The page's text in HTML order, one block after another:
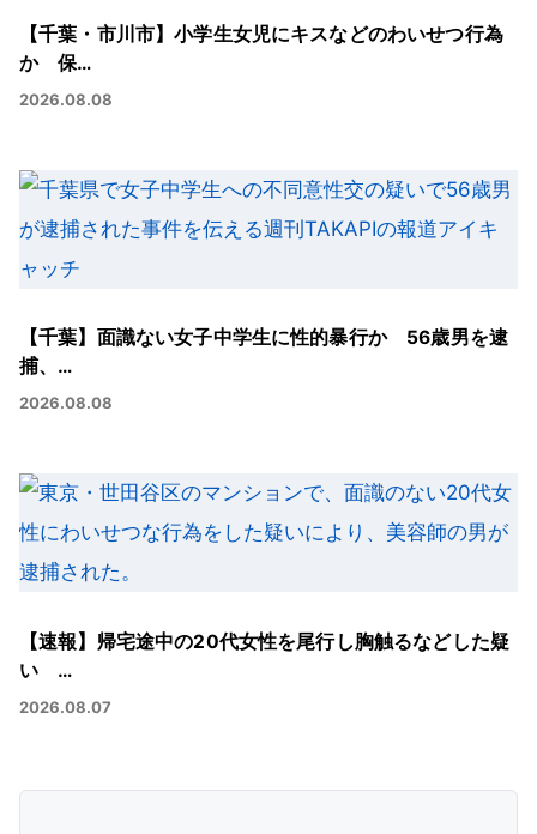
【千葉・市川市】小学生女児にキスなどのわいせつ行為
か 保…
2026.08.08
【千葉】面識ない女子中学生に性的暴行か 56歳男を逮
捕、…
2026.08.08
【速報】帰宅途中の20代女性を尾行し胸触るなどした疑
い …
2026.08.07